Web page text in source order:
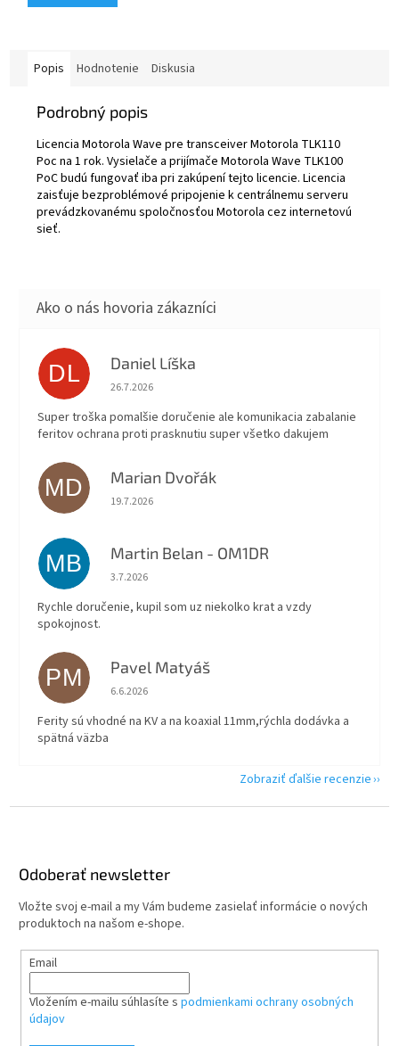
Popis Hodnotenie Diskusia
Podrobný popis
Licencia Motorola Wave pre transceiver Motorola TLK110
Poc na 1 rok. Vysielače a prijímače Motorola Wave TLK100
PoC budú fungovať iba pri zakúpení tejto licencie. Licencia
zaisťuje bezproblémové pripojenie k centrálnemu serveru
prevádzkovanému spoločnosťou Motorola cez internetovú
sieť.
DL Daniel Líška
Hodnotenie obchodu je 5 z 5 hviezdičiek.
26.7.2026
Super troška pomalšie doručenie ale komunikacia zabalanie
feritov ochrana proti prasknutiu super všetko dakujem
MD Marian Dvořák
Hodnotenie obchodu je 5 z 5 hviezdičiek.
19.7.2026
MB Martin Belan - OM1DR
Hodnotenie obchodu je 5 z 5 hviezdičiek.
3.7.2026
Rychle doručenie, kupil som uz niekolko krat a vzdy
spokojnost.
PM Pavel Matyáš
Hodnotenie obchodu je 5 z 5 hviezdičiek.
6.6.2026
Ferity sú vhodné na KV a na koaxial 11mm,rýchla dodávka a
spätná väzba
Zobraziť ďalšie recenzie
Odoberať newsletter
Vložte svoj e-mail a my Vám budeme zasielať informácie o nových
produktoch na našom e-shope.
Email
Vložením e-mailu súhlasíte s podmienkami ochrany osobných
údajov